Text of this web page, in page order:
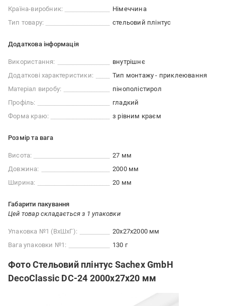
Країна-виробник:
Німеччина
Тип товару:
стельовий плінтус
Додаткова інформація
Використання:
внутрішнє
Додаткові характеристики:
Тип монтажу - приклеювання
Матеріал виробу:
пінополістирол
Профіль:
гладкий
Форма краю:
з рівним краєм
Розмір та вага
Висота:
27 мм
Довжина:
2000 мм
Ширина:
20 мм
Габарити пакування
Цей товар складається з 1 упаковки
Упаковка №1 (ВхШхГ):
20x27x2000 мм
Вага упаковки №1:
130 г
Фото Стельовий плінтус Sachex GmbH
DecoClassic DC-24 2000x27x20 мм